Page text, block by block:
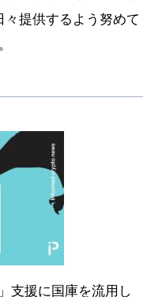
提供するよう努めて
支援に国庫を流用し